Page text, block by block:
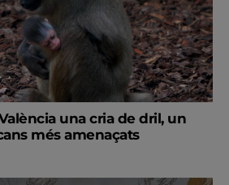
una cria de dril, un
més amenaçats